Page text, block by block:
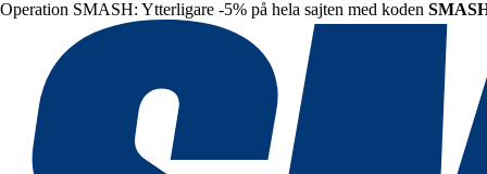
Operation SMASH: Ytterligare -5% på hela sajten med koden